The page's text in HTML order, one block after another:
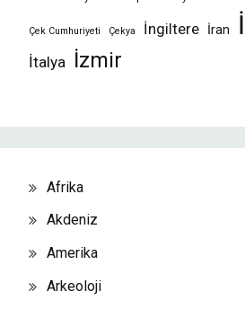
Çek Cumhuriyeti Çekya İngiltere İran
İtalya İzmir
Afrika
Akdeniz
Amerika
Arkeoloji